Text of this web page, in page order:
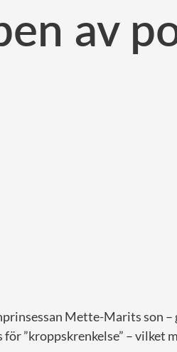
av
Mette-Marits son –
”kroppskrenkelse” – vilket